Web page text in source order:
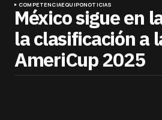
COMPETENCIAEQUIPONOTICIAS
México sigue en
la clasificación a
AmeriCup 2025